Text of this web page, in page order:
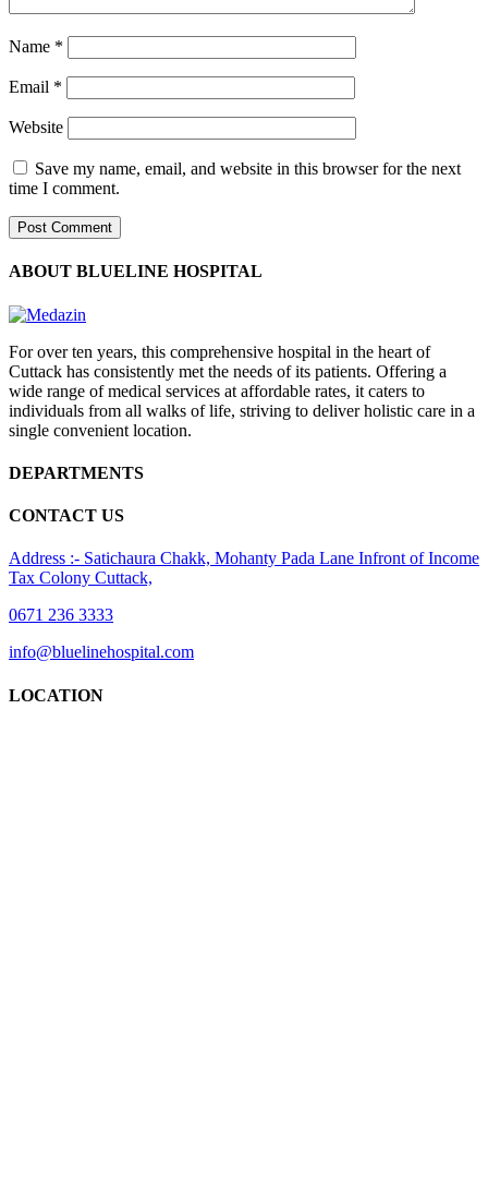
Name *
Email *
Website
Save my name, email, and website in this browser for the next
time I comment.
ABOUT BLUELINE HOSPITAL
For over ten years, this comprehensive hospital in the heart of
Cuttack has consistently met the needs of its patients. Offering a
wide range of medical services at affordable rates, it caters to
individuals from all walks of life, striving to deliver holistic care in a
single convenient location.
DEPARTMENTS
CONTACT US
Address :- Satichaura Chakk, Mohanty Pada Lane Infront of Income
Tax Colony Cuttack,
0671 236 3333
info@bluelinehospital.com
LOCATION